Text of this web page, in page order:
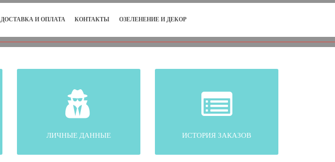
ДОСТАВКА И ОПЛАТА КОНТАКТЫ ОЗЕЛЕНЕНИЕ И ДЕКОР
ЛИЧНЫЕ ДАННЫЕ ИСТОРИЯ ЗАКАЗОВ